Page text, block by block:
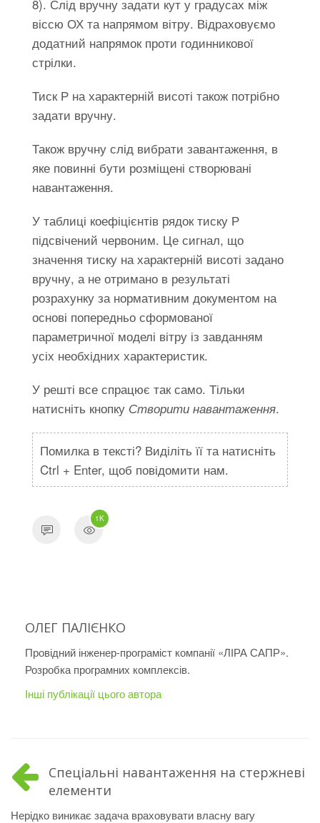
8). Слід вручну задати кут у градусах між
віссю ОХ та напрямом вітру. Відраховуємо
додатний напрямок проти годинникової
стрілки.
Тиск Р на характерній висоті також потрібно
задати вручну.
Також вручну слід вибрати завантаження, в
яке повинні бути розміщені створювані
навантаження.
У таблиці коефіцієнтів рядок тиску Р
підсвічений червоним. Це сигнал, що
значення тиску на характерній висоті задано
вручну, а не отримано в результаті
розрахунку за нормативним документом на
основі попередньо сформованої
параметричної моделі вітру із завданням
усіх необхідних характеристик.
У решті все спрацює так само. Тільки
натисніть кнопку Створити навантаження.
Помилка в тексті? Виділіть її та натисніть
Ctrl + Enter, щоб повідомити нам.
1K
ОЛЕГ ПАЛІЄНКО
Провідний інженер-програміст компанії «ЛІРА САПР».
Розробка програмних комплексів.
Інші публікації цього автора
Спеціальні навантаження на стержневі
елементи
Нерідко виникає задача враховувати власну вагу